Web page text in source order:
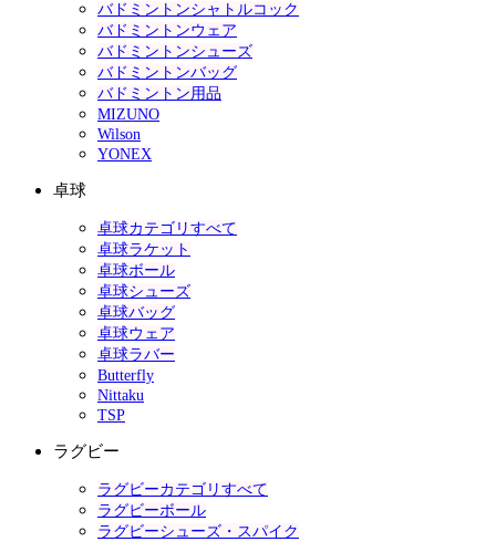
バドミントンシャトルコック
バドミントンウェア
バドミントンシューズ
バドミントンバッグ
バドミントン用品
MIZUNO
Wilson
YONEX
卓球
卓球カテゴリすべて
卓球ラケット
卓球ボール
卓球シューズ
卓球バッグ
卓球ウェア
卓球ラバー
Butterfly
Nittaku
TSP
ラグビー
ラグビーカテゴリすべて
ラグビーボール
ラグビーシューズ・スパイク